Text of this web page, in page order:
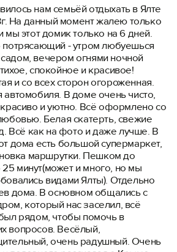
нам семьёй отдыхать в Ялте
На данный момент жалею только
мы этот домик только на 6 дней.
потрясающий - утром любуешься
вечером огнями ночной
спокойное и красивое!
и со всех сторон огороженная.
автомобиля. В доме очень чисто,
и уютно. Всё оформлено со
Белая скатерть, свежие
Всё как на фото и даже лучше. В
дома есть большой супермаркет,
маршрутки. Пешком до
минут(может и много, но мы
видами Ялты). Отдельно
дома. В основном общались с
который нас заселил, всё
рядом, чтобы помочь в
вопросов. Весёлый,
очень радушный. Очень